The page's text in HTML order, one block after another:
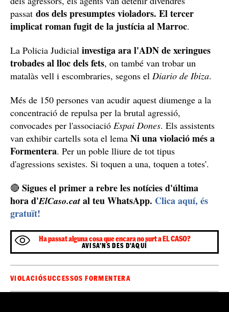
passat dos dels presumptes violadors. El tercer
implicat roman fugit de la justícia al Marroc.
La Policia Judicial investiga ara l'ADN de xeringues
trobades al lloc dels fets, on també van trobar un
matalàs vell i escombraries, segons el Diario de Ibiza.
Més de 150 persones van acudir aquest diumenge a la
concentració de repulsa per la brutal agressió,
convocades per l'associació Espai Dones. Els assistents
van exhibir cartells sota el lema Ni una violació més a
Formentera. Per un poble lliure de tot tipus
d'agressions sexistes. Si toquen a una, toquen a totes'.
🔴 Sigues el primer a rebre les notícies d'última
hora d'ElCaso.cat al teu WhatsApp. Clica aquí, és
gratuït!
Ha passat alguna cosa que encara no surt a EL CASO?
AVISA'NS DES D'AQUÍ
VIOLACIÓSUCCESSOS FORMENTERA